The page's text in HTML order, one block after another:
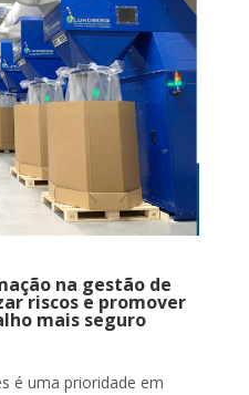
na gestão de
riscos e promover
mais seguro
é uma prioridade em